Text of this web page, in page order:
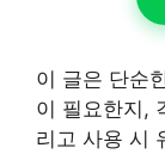
이 글은 단순
이 필요한지,
리고 사용 시